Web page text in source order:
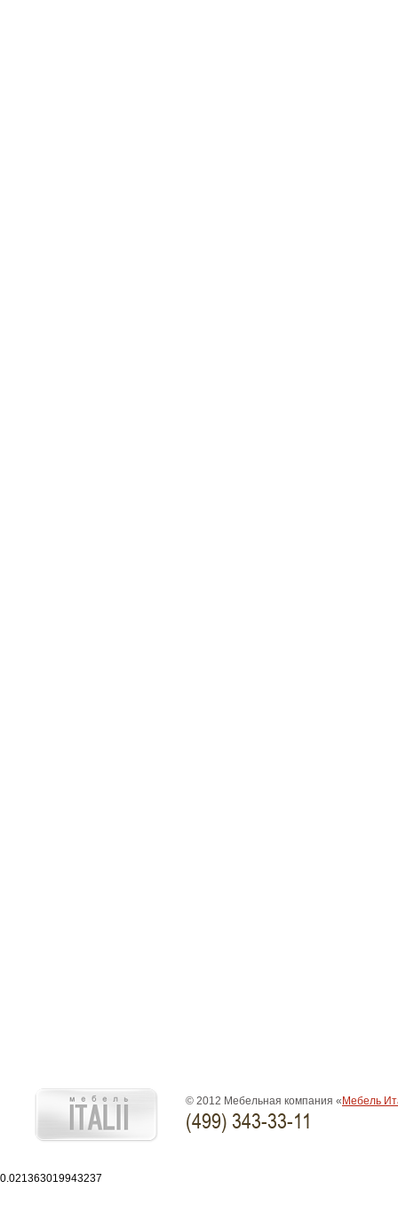
© 2012 Мебельная компания « Мебель
(499) 343-33-11
0.021363019943237